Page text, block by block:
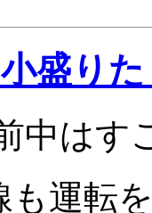
盛り
中はす
運転